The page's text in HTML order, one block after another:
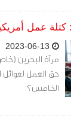
كتلة عمل
مرآة البحرين
حق العمل لعوائل
الخامس؟